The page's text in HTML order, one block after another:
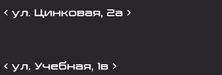
ул. Цинковая, 2а
ул. Учебная, 1в